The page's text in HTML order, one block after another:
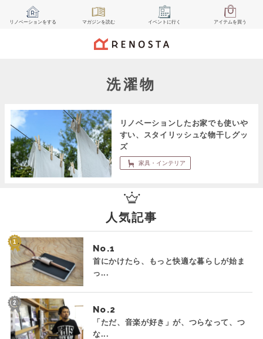
リノベーションをする マガジンを読む イベント に行く アイテムを買う
洗濯物
リノベーションしたお家でも使いや
すい、スタイリッシュな物干しグッ
ズ
家具・インテリア
人気記事
No.
首にかけたら、もっと快適な暮らしが始ま
っ...
No.
「ただ、音楽が好き」が、つらなって、つ
な...